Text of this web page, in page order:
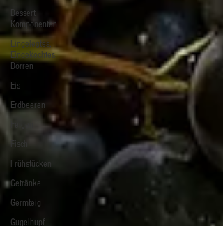
Dessert
Komponenten
Eingelegtes,
Eingekochtes,
Dörren
Eis
Erdbeeren
Fisch
Frühstücken
Getränke
Germteig
Gugelhupf